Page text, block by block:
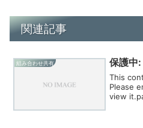
関連記事
組み合わせ共有 保護中
This
Please
view